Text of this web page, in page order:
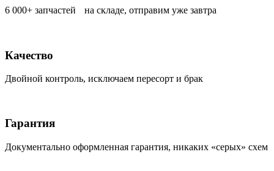
6 000+ запчастей на складе, отправим уже завтра
Качество
Двойной контроль, исключаем пересорт и брак
Гарантия
Документально оформленная гарантия, никаких «серых» схем